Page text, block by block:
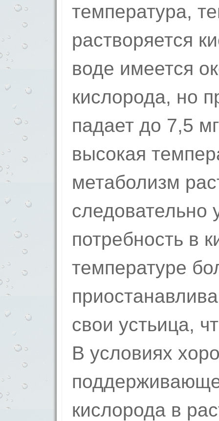
температура,
растворяется
воде имеется
кислорода, но
падает до 7,5
высокая
метаболизм
следовательно
потребность в
температуре
свои устьица,
В условиях
кислорода в